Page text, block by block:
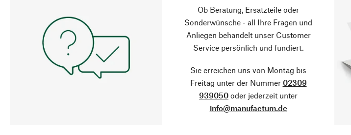
Ob Beratung, Ersatzteile oder
Sonderwünsche - all Ihre Fragen und
Anliegen behandelt unser Customer
Service persönlich und fundiert.
Sie erreichen uns von Montag bis
Freitag unter der Nummer 02309
939050 oder jederzeit unter
info@manufactum.de